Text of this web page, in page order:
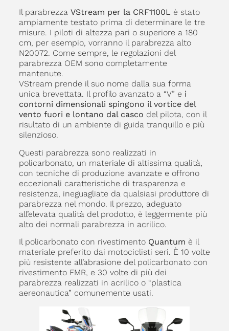
Il parabrezza VStream per la CRF1100L è stato
ampiamente testato prima di determinare le tre
misure. I piloti di altezza pari o superiore a 180
cm, per esempio, vorranno il parabrezza alto
N20072. Come sempre, le regolazioni del
parabrezza OEM sono completamente
mantenute.
VStream prende il suo nome dalla sua forma
unica brevettata. Il profilo avanzato a “V” e i
contorni dimensionali spingono il vortice del
vento fuori e lontano dal casco del pilota, con il
risultato di un ambiente di guida tranquillo e più
silenzioso.
Questi parabrezza sono realizzati in
policarbonato, un materiale di altissima qualità,
con tecniche di produzione avanzate e offrono
eccezionali caratteristiche di trasparenza e
resistenza, ineguagliate da qualsiasi produttore di
parabrezza nel mondo. Il prezzo, adeguato
all’elevata qualità del prodotto, è leggermente più
alto dei normali parabrezza in acrilico.
Il policarbonato con rivestimento Quantum è il
materiale preferito dai motociclisti seri. È 10 volte
più resistente all’abrasione del policarbonato con
rivestimento FMR, e 30 volte di più dei
parabrezza realizzati in acrilico o “plastica
aereonautica” comunemente usati.